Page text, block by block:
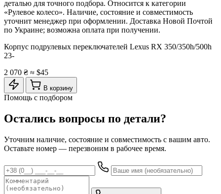
деталью для точного подбора. Относится к категории
«Рулевое колесо». Наличие, состояние и совместимость
уточнит менеджер при оформлении. Доставка Новой Почтой
по Украине; возможна оплата при получении.
Корпус подрулевых переключателей Lexus RX 350/350h/500h
23-
2 070 ₴ ≈ $45
В корзину
Помощь с подбором
Остались вопросы по детали?
Уточним наличие, состояние и совместимость с вашим авто.
Оставьте номер — перезвоним в рабочее время.